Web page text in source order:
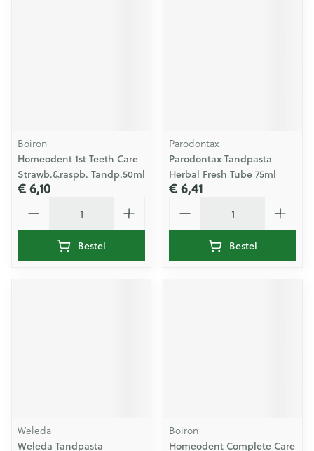
Boiron
Homeodent 1st Teeth Care
Strawb.&raspb. Tandp.50ml
€ 6,10
Bestel
Parodontax
Parodontax Tandpasta
Herbal Fresh Tube 75ml
€ 6,41
Bestel
Weleda
Weleda Tandpasta
Boiron
Homeodent Complete Care